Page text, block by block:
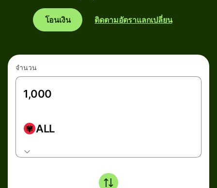
โอนเงิน ติดตามอัตราแลกเปลี่ยน
จำนวน
ALL